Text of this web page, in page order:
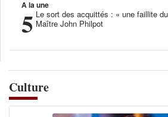
A la une
5 Le sort des acquittés : « une faillite
Maître John Philpot
Culture